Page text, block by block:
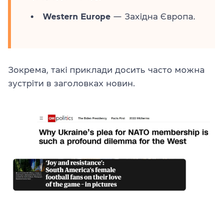
Western Europe — Західна Європа.
Зокрема, такі приклади досить часто можна
зустріти в заголовках новин.